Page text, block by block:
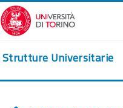
Vai al contenuto principale
Strutture Universitarie